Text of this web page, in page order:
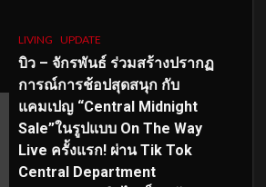
LIVING UPDATE
บิว – จักรพันธ์ ร่วมสร้างปรากฏ
การณ์การช้อปสุดสนุก กับ
แคมเปญ “Central Midnight
Sale”ในรูปแบบ On The Way
Live ครั้งแรก! ผ่าน Tik Tok
Central Department